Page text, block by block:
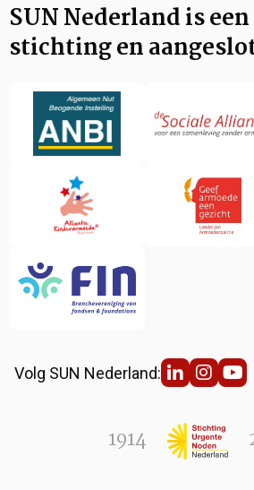
SUN Nederland is
stichting en
Volg SUN Nederland:
1914